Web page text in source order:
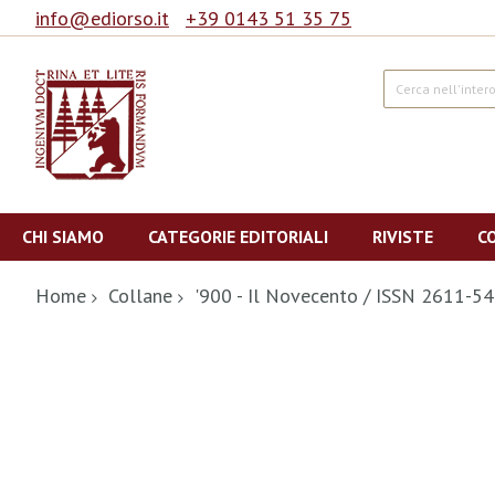
info@ediorso.it +39 0143 51 35 75
Cerca
al
contenuto
CHI SIAMO CATEGORIE EDITORIALI RIVISTE
Home Collane '900 - Il Novecento / ISSN 2611-